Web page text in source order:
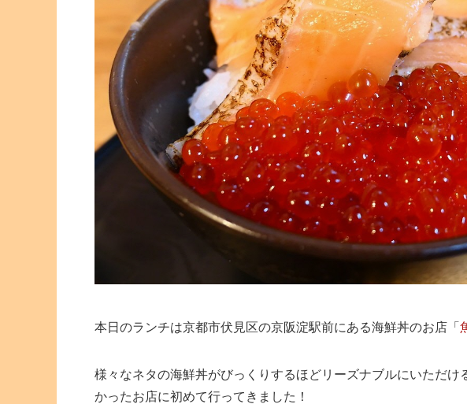
本日のランチは京都市伏見区の京阪淀駅前にある海鮮丼のお店「
様々なネタの海鮮丼がびっくりするほどリーズナブルにいただけ
かったお店に初めて行ってきました！